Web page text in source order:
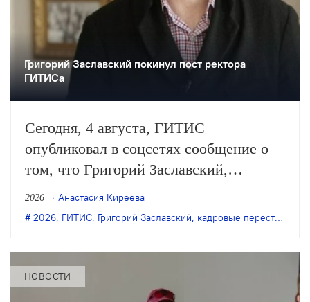
Григорий Заславский покинул пост ректора
ГИТИСа
Сегодня, 4 августа, ГИТИС
опубликовал в соцсетях сообщение о
том, что Григорий Заславский,
занимавший пост ректора с 2016 года,
оставил свою должность.
2026
Анастасия Киреева
2026, ГИТИС, Григорий Заславский, кадровые перестановки
НОВОСТИ